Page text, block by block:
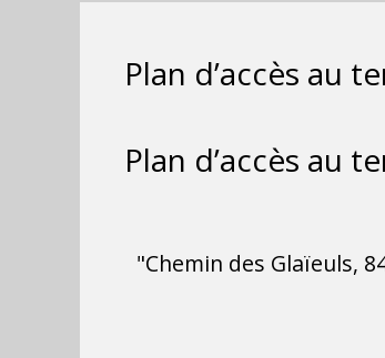
Plan d’accès au
Plan d’accès au
"Chemin des Glaïeuls,